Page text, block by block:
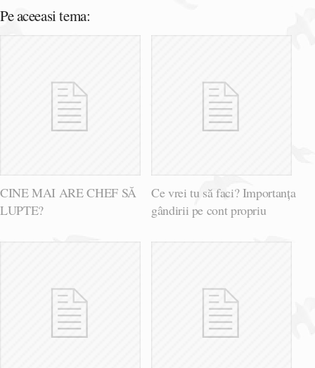
Pe aceeasi tema:
CINE MAI ARE CHEF SĂ
LUPTE?
Ce vrei tu să faci? Importanța
gândirii pe cont propriu